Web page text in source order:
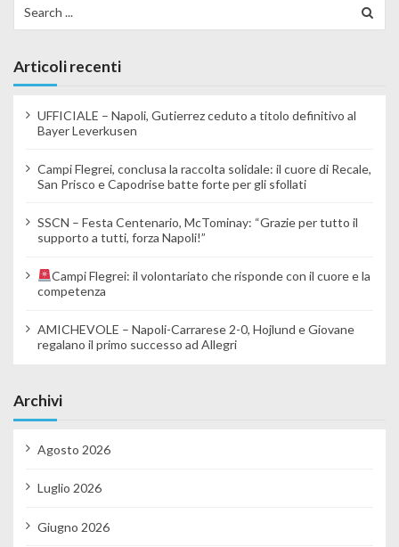
Articoli recenti
UFFICIALE – Napoli, Gutierrez ceduto a titolo definitivo al
Bayer Leverkusen
Campi Flegrei, conclusa la raccolta solidale: il cuore di Recale,
San Prisco e Capodrise batte forte per gli sfollati
SSCN – Festa Centenario, McTominay: “Grazie per tutto il
supporto a tutti, forza Napoli!”
Campi Flegrei: il volontariato che risponde con il cuore e la
competenza
AMICHEVOLE – Napoli-Carrarese 2-0, Hojlund e Giovane
regalano il primo successo ad Allegri
Archivi
Agosto 2026
Luglio 2026
Giugno 2026